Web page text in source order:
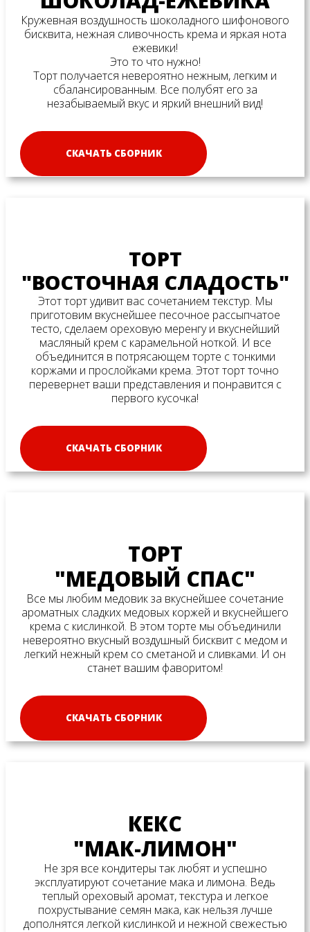
Кружевная воздушность шоколадного шифонового
бисквита, нежная сливочность крема и яркая нота
ежевики!
Это то что нужно!
Торт получается невероятно нежным, легким и
сбалансированным. Все полубят его за
незабываемый вкус и яркий внешний вид!
СКАЧАТЬ СБОРНИК
ТОРТ
"ВОСТОЧНАЯ СЛАДОСТЬ"
Этот торт удивит вас сочетанием текстур. Мы
приготовим вкуснейшее песочное рассыпчатое
тесто, сделаем ореховую меренгу и вкуснейший
масляный крем с карамельной ноткой. И все
объединится в потрясающем торте с тонкими
коржами и прослойками крема. Этот торт точно
перевернет ваши представления и понравится с
первого кусочка!
СКАЧАТЬ СБОРНИК
ТОРТ
"МЕДОВЫЙ СПАС"
Все мы любим медовик за вкуснейшее сочетание
ароматных сладких медовых коржей и вкуснейшего
крема с кислинкой. В этом торте мы объединили
невероятно вкусный воздушный бисквит с медом и
легкий нежный крем со сметаной и сливками. И он
станет вашим фаворитом!
СКАЧАТЬ СБОРНИК
КЕКС
"МАК-ЛИМОН"
Не зря все кондитеры так любят и успешно
эксплуатируют сочетание мака и лимона. Ведь
теплый ореховый аромат, текстура и легкое
похрустывание семян мака, как нельзя лучше
дополнятся легкой кислинкой и нежной свежестью